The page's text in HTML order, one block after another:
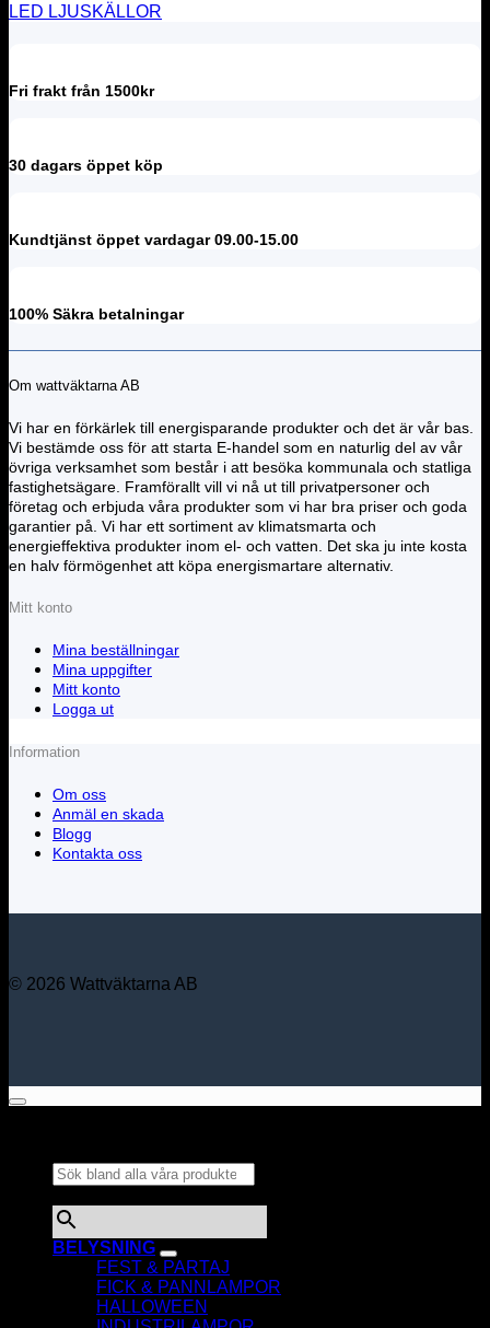
LED LJUSKÄLLOR
Fri frakt från 1500kr
30 dagars öppet köp
Kundtjänst öppet vardagar 09.00-15.00
100% Säkra betalningar
Om wattväktarna AB
Vi har en förkärlek till energisparande produkter och det är vår bas.
Vi bestämde oss för att starta E-handel som en naturlig del av vår
övriga verksamhet som består i att besöka kommunala och statliga
fastighetsägare. Framförallt vill vi nå ut till privatpersoner och
företag och erbjuda våra produkter som vi har bra priser och goda
garantier på. Vi har ett sortiment av klimatsmarta och
energieffektiva produkter inom el- och vatten. Det ska ju inte kosta
en halv förmögenhet att köpa energismartare alternativ.
Mitt konto
Mina beställningar
Mina uppgifter
Mitt konto
Logga ut
Information
Om oss
Anmäl en skada
Blogg
Kontakta oss
© 2026 Wattväktarna AB
BELYSNING
FEST & PARTAJ
FICK & PANNLAMPOR
HALLOWEEN